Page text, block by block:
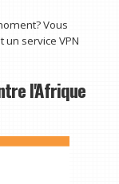
Vous
service VPN
l'Afrique